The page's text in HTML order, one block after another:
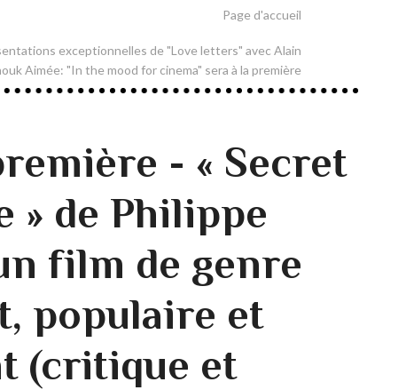
Page d'accueil
exceptionnelles de "Love letters" avec Alain
Aimée: "In the mood for cinema" sera à la première
- « Secret
» de Philippe
film de genre
populaire et
(critique et